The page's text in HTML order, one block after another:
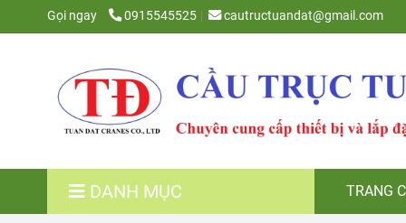
Gọi ngay 0915545525 cautructuandat@gmail.com
DANH MỤC TRANG